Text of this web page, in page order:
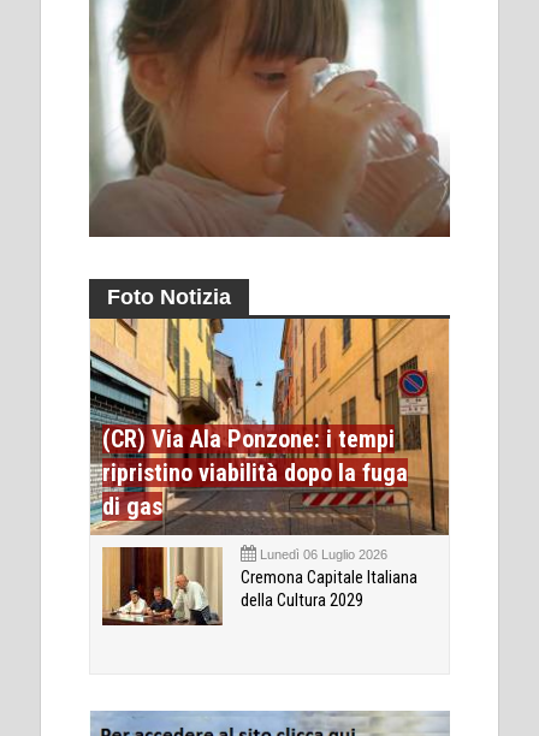
Foto Notizia
(CR) Via Ala Ponzone: i tempi
ripristino viabilità dopo la fuga
di gas
Lunedì 06 Luglio 2026
Cremona Capitale Italiana
della Cultura 2029